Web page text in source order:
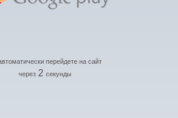
перейдете на сайт
через 2 секунды